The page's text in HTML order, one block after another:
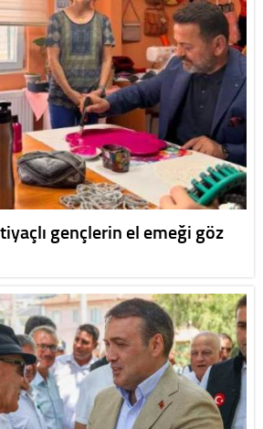
gençlerin el emeği göz